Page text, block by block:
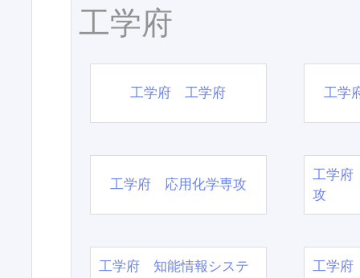
工学府
工学府 工学府 工学
工学府 応用化学専攻
工学府
攻
工学府 知能情報システ
工学府